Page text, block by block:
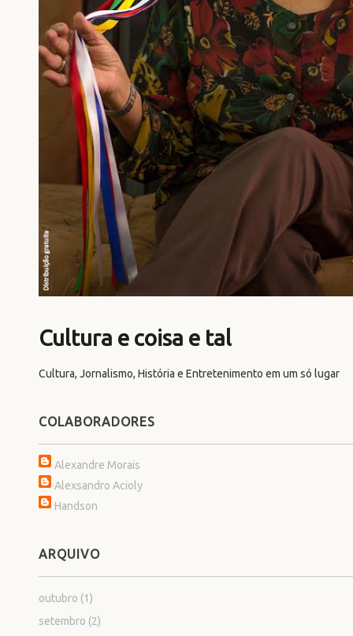
Cultura e coisa e tal
Cultura, Jornalismo, História e Entretenimento em um só lugar
COLABORADORES
Alexandre Morais
Alexsandro Acioly
Handson
ARQUIVO
outubro (1)
setembro (2)